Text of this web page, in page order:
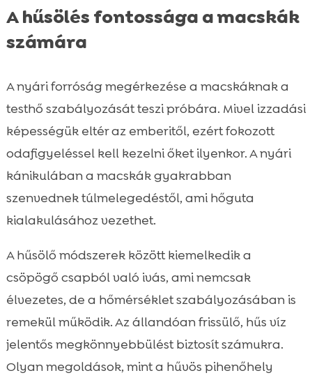
A hűsölés fontossága a macskák
számára
A nyári forróság megérkezése a macskáknak a
testhő szabályozását teszi próbára. Mivel izzadási
képességük eltér az emberitől, ezért fokozott
odafigyeléssel kell kezelni őket ilyenkor. A nyári
kánikulában a macskák gyakrabban
szenvednek túlmelegedéstől, ami hőguta
kialakulásához vezethet.
A hűsölő módszerek között kiemelkedik a
csöpögő csapból való ivás, ami nemcsak
élvezetes, de a hőmérséklet szabályozásában is
remekül működik. Az állandóan frissülő, hűs víz
jelentős megkönnyebbülést biztosít számukra.
Olyan megoldások, mint a hűvös pihenőhely